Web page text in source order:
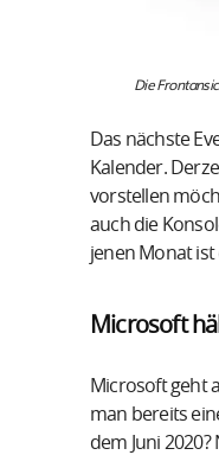
Die
Das nächste
Kalender.
vorstellen
auch die
jenen Monat ist
Microsoft
Microsoft geht
man bereits
dem Juni